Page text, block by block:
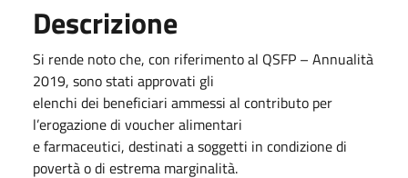
Descrizione
Si rende noto che, con riferimento al QSFP – Annualità
2019, sono stati approvati gli
elenchi dei beneficiari ammessi al contributo per
l’erogazione di voucher alimentari
e farmaceutici, destinati a soggetti in condizione di
povertà o di estrema marginalità.